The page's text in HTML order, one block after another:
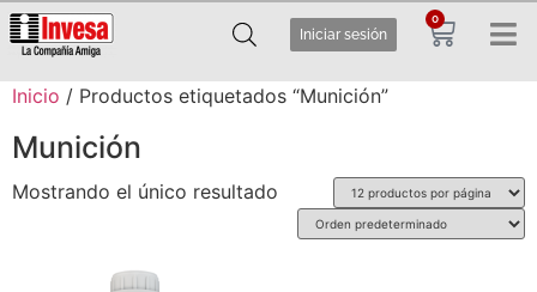
Iniciar sesión
0
Inicio / Productos etiquetados “Munición”
Munición
Mostrando el único resultado